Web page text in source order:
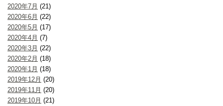
2020年7月 (21)
2020年6月 (22)
2020年5月 (17)
2020年4月 (7)
2020年3月 (22)
2020年2月 (18)
2020年1月 (18)
2019年12月 (20)
2019年11月 (20)
2019年10月 (21)